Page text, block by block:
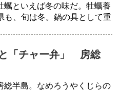
蠣といえば冬の味だ。牡蠣養
も、旬は冬。鍋の具として重
と「チャー弁」 房総
総半島。なめろうやくじらの